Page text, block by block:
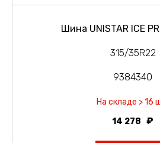
Шина UNISTAR ICE
315/35R22
9384340
На складе > 16
14 278